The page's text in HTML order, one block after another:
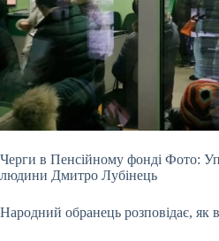
Черги в Пенсійному фонді Фото:
людини Дмитро Лубінець
Народний обранець розповідає, як